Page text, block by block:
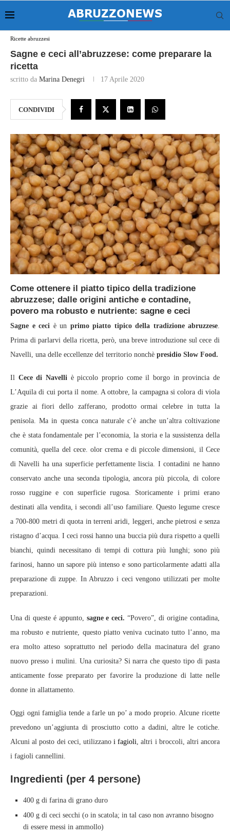
Ricette abruzzesi
Sagne e ceci all’abruzzese: come preparare la
ricetta
scritto da Marina Denegri 17 Aprile 2020
CONDIVIDI
Come ottenere il piatto tipico della tradizione
abruzzese; dalle origini antiche e contadine,
povero ma robusto e nutriente: sagne e ceci
Sagne e ceci è un primo piatto tipico della tradizione abruzzese
Prima di parlarvi della ricetta, però, una breve introduzione sul cece di
Navelli, una delle eccellenze del territorio nonchè presidio Slow Food.
Il Cece di Navelli è piccolo proprio come il borgo in provincia de
L’Aquila di cui porta il nome. A ottobre, la campagna si colora di viola
grazie ai fiori dello zafferano, prodotto ormai celebre in tutta la
penisola. Ma in questa conca naturale c’è anche un’altra coltivazione
che è stata fondamentale per l’economia, la storia e la sussistenza della
comunità, quella del cece. olor crema e di piccole dimensioni, il Cece
di Navelli ha una superficie perfettamente liscia. I contadini ne hanno
conservato anche una seconda tipologia, ancora più piccola, di colore
rosso ruggine e con superficie rugosa. Storicamente i primi erano
destinati alla vendita, i secondi all’uso familiare. Questo legume cresce
a 700-800 metri di quota in terreni aridi, leggeri, anche pietrosi e senza
ristagno d’acqua. I ceci rossi hanno una buccia più dura rispetto a quelli
bianchi, quindi necessitano di tempi di cottura più lunghi; sono più
farinosi, hanno un sapore più intenso e sono particolarmente adatti alla
preparazione di zuppe. In Abruzzo i ceci vengono utilizzati per molte
preparazioni.
Una di queste é appunto, sagne e ceci. “Povero”, di origine contadina,
ma robusto e nutriente, questo piatto veniva cucinato tutto l’anno, ma
era molto atteso soprattutto nel periodo della macinatura del grano
nuovo presso i mulini. Una curiosita? Si narra che questo tipo di pasta
anticamente fosse preparato per favorire la produzione di latte nelle
donne in allattamento.
Oggi ogni famiglia tende a farle un po’ a modo proprio. Alcune ricette
prevedono un’aggiunta di prosciutto cotto a dadini, altre le cotiche.
Alcuni al posto dei ceci, utilizzano i fagioli , altri i broccoli, altri ancora
i fagioli cannellini.
Ingredienti (per 4 persone)
400 g di farina di grano duro
400 g di ceci secchi (o in scatola; in tal caso non avranno bisogno
di essere messi in ammollo)